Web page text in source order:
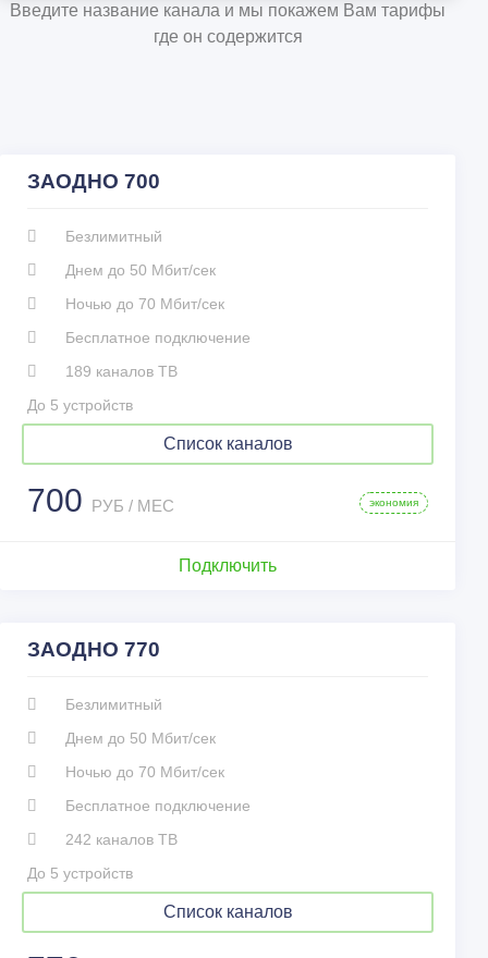
Введите название канала и мы покажем Вам тарифы
где он содержится
ЗАОДНО 700
Безлимитный
Днем до 50 Мбит/сек
Ночью до 70 Мбит/сек
Бесплатное подключение
189 каналов ТВ
До 5 устройств
700 РУБ / МЕС экономия
Список каналов
#КтоКуда
2x2
360 Богородский
360 Новости HD
78
8 Канал
Arirang
BRIDGE
BRIDGE CLASSIC
Подключить
ЗАОДНО 770
Безлимитный
Днем до 50 Мбит/сек
Ночью до 70 Мбит/сек
Бесплатное подключение
242 каналов ТВ
До 5 устройств
Список каналов